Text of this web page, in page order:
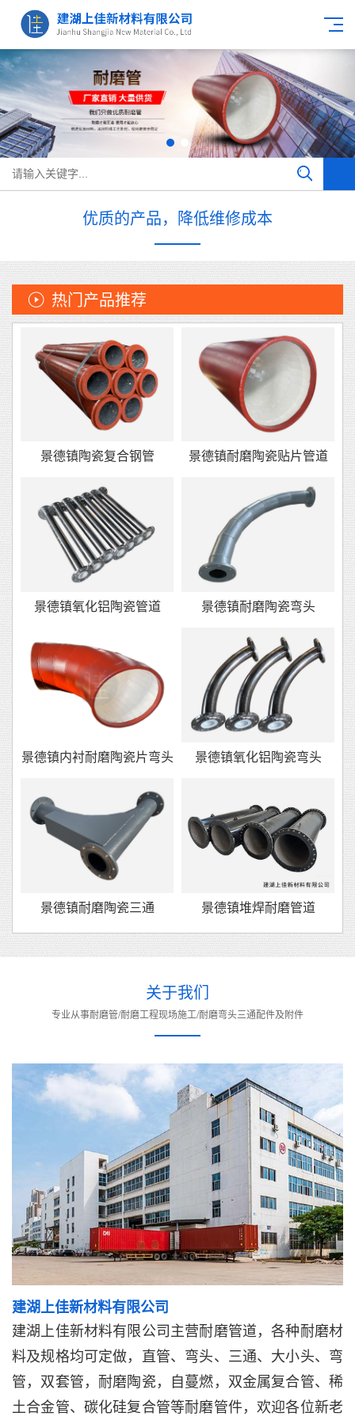
优质的产品，降低维修成本
热门产品推荐
景德镇陶瓷复合钢管 景德镇耐磨陶瓷贴片管道
景德镇氧化铝陶瓷管道 景德镇耐磨陶瓷弯头
景德镇内衬耐磨陶瓷片弯头 景德镇氧化铝陶瓷弯头
景德镇耐磨陶瓷三通 景德镇堆焊耐磨管道
关于我们
专业从事耐磨管/耐磨工程现场施工/耐磨弯头三通配件及附件
建湖上佳新材料有限公司
建湖上佳新材料有限公司主营耐磨管道，各种耐磨材
料及规格均可定做，直管、弯头、三通、大小头、弯
管，双套管，耐磨陶瓷，自蔓燃，双金属复合管、稀
土合金管、碳化硅复合管等耐磨管件，欢迎各位新老